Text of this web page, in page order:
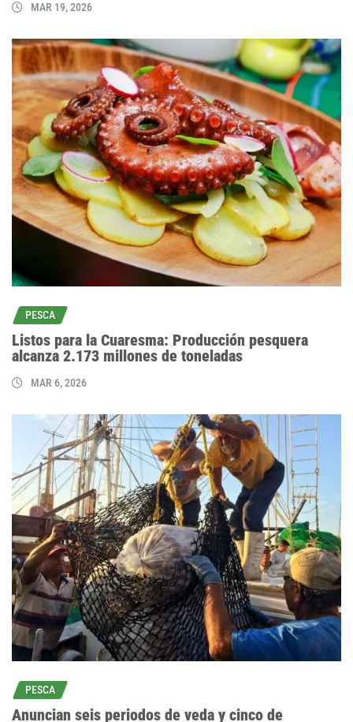
MAR 19, 2026
PESCA
Listos para la Cuaresma: Producción pesquera
alcanza 2.173 millones de toneladas
MAR 6, 2026
PESCA
Anuncian seis periodos de veda y cinco de